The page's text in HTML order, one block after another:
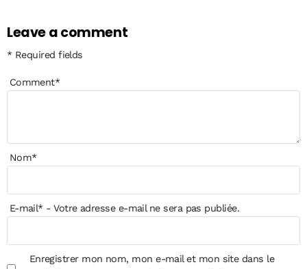
Leave a comment
* Required fields
Comment*
Nom*
E-mail*- Votre adresse e-mail ne sera pas publiée.
Enregistrer mon nom, mon e-mail et mon site dans le